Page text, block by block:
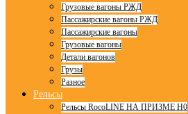
Грузовые вагоны РЖД
Пассажирские вагоны РЖД
Пассажирские вагоны
Грузовые вагоны
Детали вагонов
Грузы
Разное
Рельсы
Рельсы RocoLINE НА ПРИЗМЕ H0